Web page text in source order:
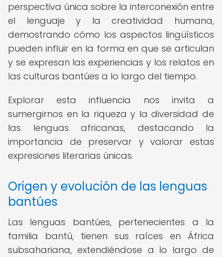
perspectiva única sobre la interconexión entre
el lenguaje y la creatividad humana,
demostrando cómo los aspectos lingüísticos
pueden influir en la forma en que se articulan
y se expresan las experiencias y los relatos en
las culturas bantúes a lo largo del tiempo.
Explorar esta influencia nos invita a
sumergirnos en la riqueza y la diversidad de
las lenguas africanas, destacando la
importancia de preservar y valorar estas
expresiones literarias únicas.
Origen y evolución de las lenguas
bantúes
Las lenguas bantúes, pertenecientes a la
familia bantú, tienen sus raíces en África
subsahariana, extendiéndose a lo largo de